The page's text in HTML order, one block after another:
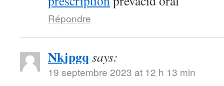
Répondre
Nkjpgq says:
19 septembre 2023 at 12 h 13 min